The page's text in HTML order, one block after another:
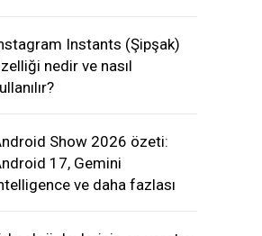
Instants (Şipşak)
nedir ve nasıl
Show 2026 özeti:
17, Gemini
ve daha fazlası